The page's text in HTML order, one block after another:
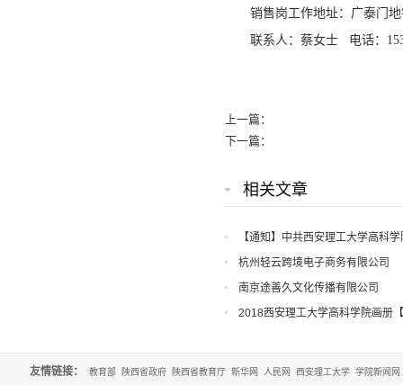
销售岗工作地址：广泰门
联系人：蔡女士 电话：
上一篇：
下一篇：
相关文章
【通知】中共西安理工大学高科
知
杭州轻云跨境电子商务有限公司
南京途善久文化传播有限公司
2018西安理工大学高科学院画册
友情链接： 教育部 陕西省政府 陕西省教育厅 新华网 人民网 西安理工大学 学院新闻网